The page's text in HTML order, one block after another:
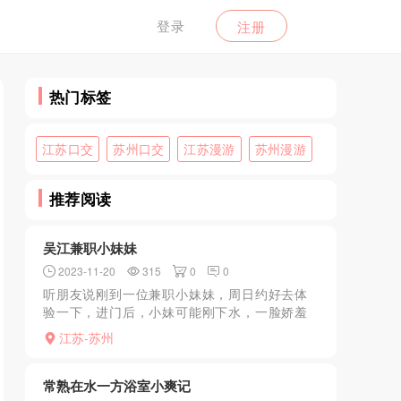
登录 注册
热门标签
江苏口交 苏州口交 江苏漫游 苏州漫游
推荐阅读
吴江兼职小妹妹
2023-11-20 315 0 0
听朋友说刚到一位兼职小妹妹，周日约好去体
验一下，进门后，小妹可能刚下水，一脸娇羞
的过来招呼我，熊真的又白又大，最少有d，一
起洗澡后，她用她的大熊给我前后推，挺爽，
江苏-苏州
常熟在水一方浴室小爽记